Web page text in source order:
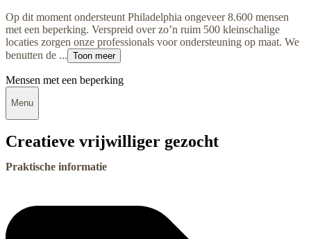
Op dit moment ondersteunt Philadelphia ongeveer 8.600 mensen
met een beperking. Verspreid over zo’n ruim 500 kleinschalige
locaties zorgen onze professionals voor ondersteuning op maat. We
benutten de ... Toon meer
Mensen met een beperking
Menu
Creatieve vrijwilliger gezocht
Praktische informatie